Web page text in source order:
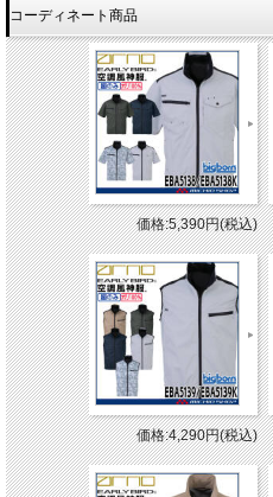
コーディネート商品
価格:5,390円(税込)
価格:4,290円(税込)